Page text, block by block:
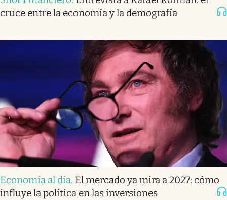
cruce entre la economía y la demografía
Economía al día. El mercado ya mira a 2027: cómo
influye la política en las inversiones